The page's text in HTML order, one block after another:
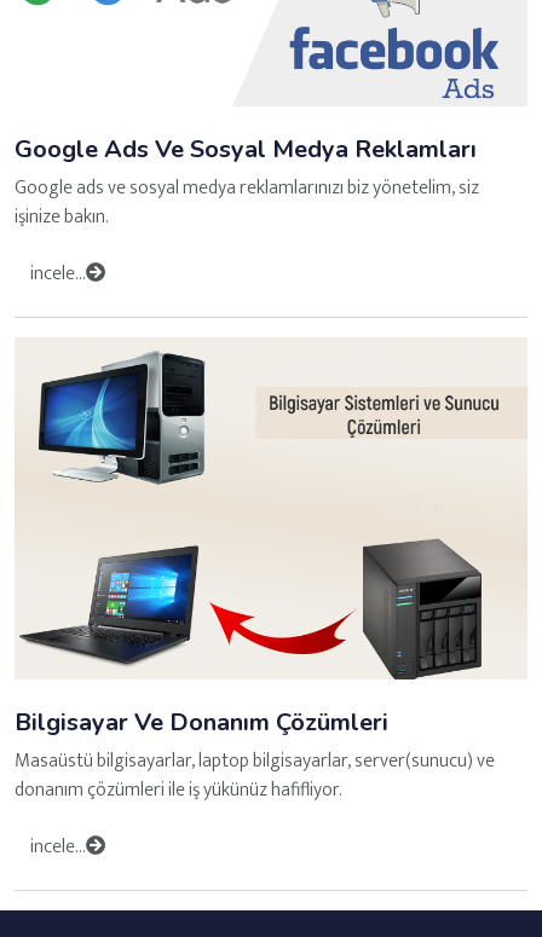
Google Ads Ve Sosyal Medya Reklamları
Google ads ve sosyal medya reklamlarınızı biz yönetelim, siz
işinize bakın.
incele...
Bilgisayar Ve Donanım Çözümleri
Masaüstü bilgisayarlar, laptop bilgisayarlar, server(sunucu) ve
donanım çözümleri ile iş yükünüz hafifliyor.
incele...